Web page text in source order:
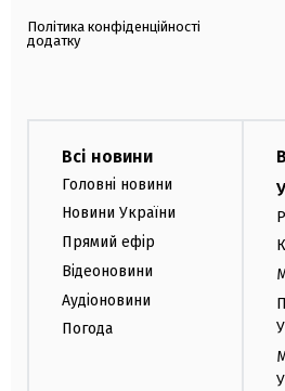
Політика конфіденційності
додатку
Всі новини
Головні новини
Новини України
Прямий ефір
Відеоновини
Аудіоновини
Погода